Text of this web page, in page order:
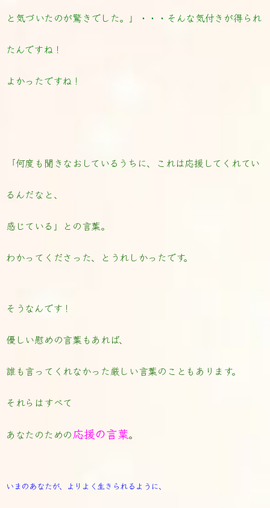
と気づいたのが驚きでした。」・・・そんな気付きが得られ
たんですね！
よかったですね！
「何度も聞きなおしているうちに、これは応援してくれてい
るんだなと、
感じている」との言葉。
わかってくださった、とうれしかったです。
そうなんです！
優しい慰めの言葉もあれば、
誰も言ってくれなかった厳しい言葉のこともあります。
それらはすべて
あなたのための応援の言葉。
いまのあなたが、よりよく生きられるように、